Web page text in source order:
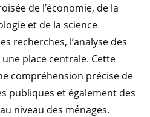
de l’économie, de la
et de la science
recherches, l’analyse des
place centrale. Cette
compréhension précise de
publiques et également des
niveau des ménages.